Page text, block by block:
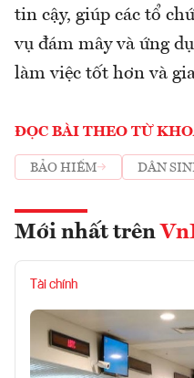
tin cậy, giúp các tổ
vụ đám mây và ứng
làm việc tốt hơn và
ĐỌC BÀI THEO TỪ
BẢO HIỂM DÂN
Mới nhất trên
Tài chính